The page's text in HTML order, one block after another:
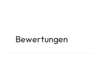
Bewertungen